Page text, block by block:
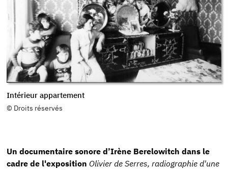
Intérieur appartement
© Droits réservés
Un documentaire sonore d’Irène Berelowitch dans le
cadre de l'expositionOlivier de Serres, radiographie d'une